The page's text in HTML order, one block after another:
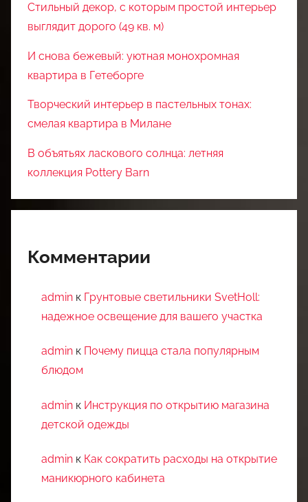
Стильный декор, с которым простой интерьер
выглядит дорого (49 кв. м)
И снова бежевый: уютная монохромная
квартира в Гетеборге
Творческий интерьер в пастельных тонах:
смелая квартира в Милане
В объятьях ласкового солнца: летняя
коллекция Pottery Barn
Комментарии
admin к Грунтовые светильники SvetHoll:
надежное освещение для вашего участка
admin к Почему пицца стала популярным
блюдом
admin к Инструкция по открытию магазина
детской одежды
admin к Как сократить расходы на открытие
маникюрного кабинета